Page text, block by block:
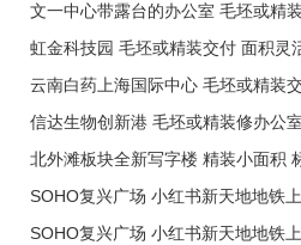
文一中心带露台的办公室 毛坯或精
虹金科技园 毛坯或精装交付 面积灵
云南白药上海国际中心 毛坯或精装
信达生物创新港 毛坯或精装修办公
北外滩板块全新写字楼 精装小面积
SOHO复兴广场 小红书新天地地铁
SOHO复兴广场 小红书新天地地铁